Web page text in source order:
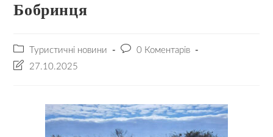
Бобринця
Туристичні новини
0 Коментарів
27.10.2025